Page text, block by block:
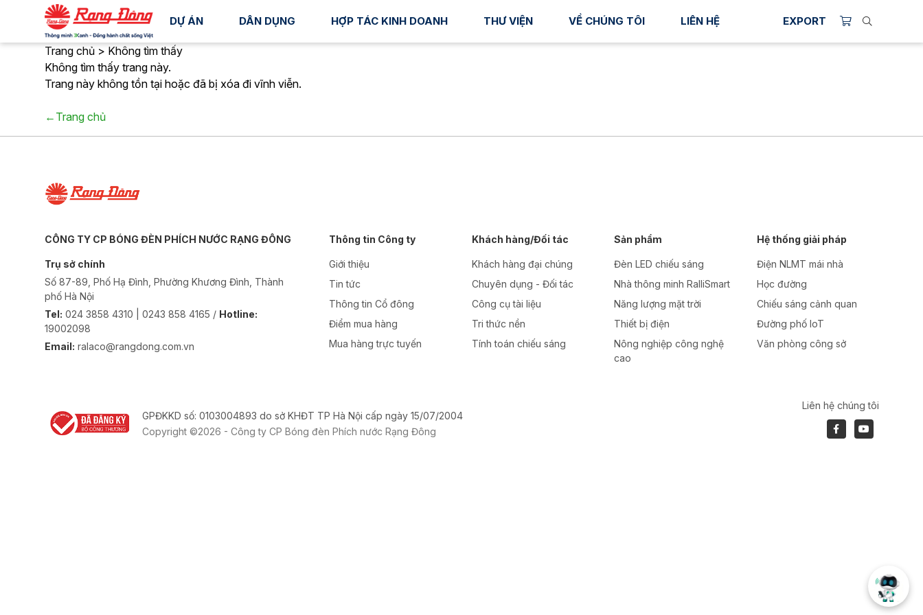
DỰ ÁN DÂN DỤNG HỢP TÁC KINH DOANH THƯ VIỆN VỀ CHÚNG TÔI LIÊN HỆ EXPORT
Trang chủ > Không tìm thấy
Không tìm thấy trang này.
Trang này không tồn tại hoặc đã bị xóa đi vĩnh viễn.
←Trang chủ
CÔNG TY CP BÓNG ĐÈN PHÍCH NƯỚC RẠNG ĐÔNG
Trụ sở chính
Số 87-89, Phố Hạ Đình, Phường Khương Đình, Thành
phố Hà Nội
Tel: 024 3858 4310 | 0243 858 4165 / Hotline:
19002098
Email: ralaco@rangdong.com.vn
Thông tin Công ty
Giới thiệu
Tin tức
Thông tin Cổ đông
Điểm mua hàng
Mua hàng trực tuyến
Khách hàng/Đối tác
Khách hàng đại chúng
Chuyên dụng - Đối tác
Công cụ tài liệu
Tri thức nền
Tính toán chiếu sáng
Sản phẩm
Đèn LED chiếu sáng
Nhà thông minh RalliSmart
Năng lượng mặt trời
Thiết bị điện
Nông nghiệp công nghệ
cao
Hệ thống giải pháp
Điện NLMT mái nhà
Học đường
Chiếu sáng cảnh quan
Đường phố IoT
Văn phòng công sở
GPĐKKD số: 0103004893 do sở KHĐT TP Hà Nội cấp ngày 15/07/2004
Copyright ©2026 - Công ty CP Bóng đèn Phích nước Rạng Đông
Liên hệ chúng tôi